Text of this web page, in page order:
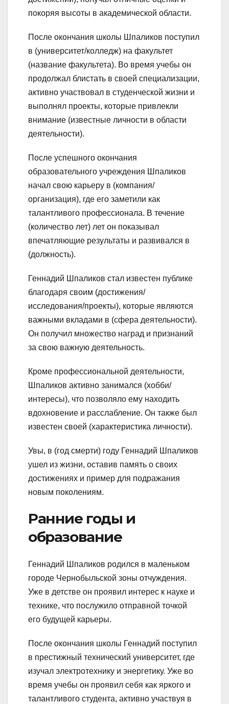
покоряя высоты в академической области.
После окончания школы Шпаликов поступил
в (университет/колледж) на факультет
(название факультета). Во время учебы он
продолжал блистать в своей специализации,
активно участвовал в студенческой жизни и
выполнял проекты, которые привлекли
внимание (известные личности в области
деятельности).
После успешного окончания
образовательного учреждения Шпаликов
начал свою карьеру в (компания/
организация), где его заметили как
талантливого профессионала. В течение
(количество лет) лет он показывал
впечатляющие результаты и развивался в
(должность).
Геннадий Шпаликов стал известен публике
благодаря своим (достижения/
исследования/проекты), которые являются
важными вкладами в (сфера деятельности).
Он получил множество наград и признаний
за свою важную деятельность.
Кроме профессиональной деятельности,
Шпаликов активно занимался (хобби/
интересы), что позволяло ему находить
вдохновение и расслабление. Он также был
известен своей (характеристика личности).
Увы, в (год смерти) году Геннадий Шпаликов
ушел из жизни, оставив память о своих
достижениях и пример для подражания
новым поколениям.
Ранние годы и
образование
Геннадий Шпаликов родился в маленьком
городе Чернобыльской зоны отчуждения.
Уже в детстве он проявил интерес к науке и
технике, что послужило отправной точкой
его будущей карьеры.
После окончания школы Геннадий поступил
в престижный технический университет, где
изучал электротехнику и энергетику. Уже во
время учебы он проявил себя как яркого и
талантливого студента, активно участвуя в